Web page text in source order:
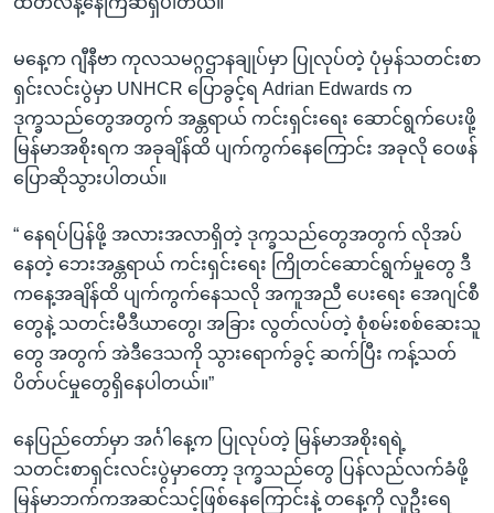
မနေ့က ဂျီနီဗာ ကုလသမဂ္ဂဌာနချုပ်မှာ ပြုလုပ်တဲ့ ပုံမှန်သတင်းစာ
ရှင်းလင်းပွဲမှာ UNHCR ပြောခွင့်ရ Adrian Edwards က
ဒုက္ခသည်တွေအတွက် အန္တရာယ် ကင်းရှင်းရေး ဆောင်ရွက်ပေးဖို့
မြန်မာအစိုးရက အခုချိန်ထိ ပျက်ကွက်နေကြောင်း အခုလို ဝေဖန်
ပြောဆိုသွားပါတယ်။
“ နေရပ်ပြန်ဖို့ အလားအလာရှိတဲ့ ဒုက္ခသည်တွေအတွက် လိုအပ်
နေတဲ့ ဘေးအန္တရာယ် ကင်းရှင်းရေး ကြိုတင်ဆောင်ရွက်မှုတွေ ဒီ
ကနေ့အချိန်ထိ ပျက်ကွက်နေသလို အကူအညီ ပေးရေး အေဂျင်စီ
တွေနဲ့ သတင်းမီဒီယာတွေ၊ အခြား လွတ်လပ်တဲ့ စုံစမ်းစစ်ဆေးသူ
တွေ အတွက် အဲဒီဒေသကို သွားရောက်ခွင့် ဆက်ပြီး ကန့်သတ်
ပိတ်ပင်မှုတွေရှိနေပါတယ်။”
နေပြည်တော်မှာ အင်္ဂါနေ့က ပြုလုပ်တဲ့ မြန်မာအစိုးရရဲ့
သတင်းစာရှင်းလင်းပွဲမှာတော့ ဒုက္ခသည်တွေ ပြန်လည်လက်ခံဖို့
မြန်မာဘက်ကအဆင်သင့်ဖြစ်နေကြောင်းနဲ့ တနေ့ကို လူဦးရေ